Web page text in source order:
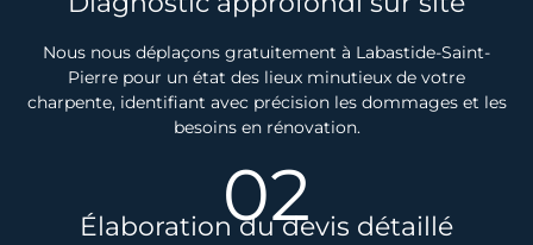
Nous nous déplaçons gratuitement à Labastide-Saint-
Pierre pour un état des lieux minutieux de votre
charpente, identifiant avec précision les dommages et les
besoins en rénovation.
02
Élaboration du devis détaillé